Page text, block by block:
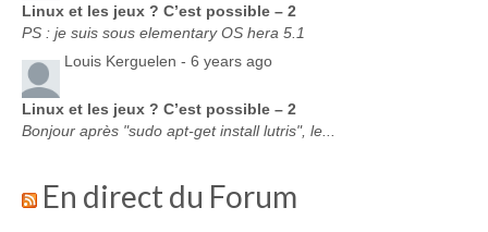
Linux et les jeux ? C’est possible – 2
PS : je suis sous elementary OS hera 5.1
Louis Kerguelen - 6 years ago
Linux et les jeux ? C’est possible – 2
Bonjour après "sudo apt-get install lutris", le...
En direct du Forum